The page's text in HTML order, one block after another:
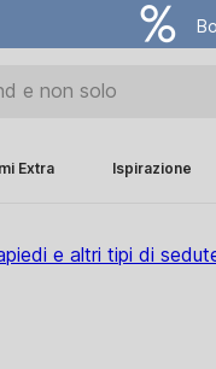
Extra Ispirazione
e altri tipi di